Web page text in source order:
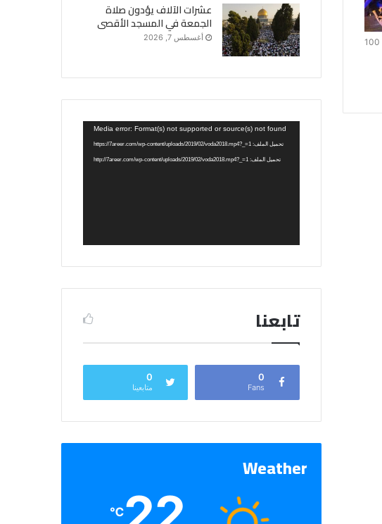
100
عشرات الآلاف يؤدون صلاة
الجمعة في المسجد الأقصى
أغسطس 7, 2026
مشغل
الفيديو
Media error: Format(s) not supported or source(s) not found
تحميل الملف: https://7areer.com/wp-content/uploads/2019/02/voda2018.mp4?_=1
تحميل الملف: http://7areer.com/wp-content/uploads/2019/02/voda2018.mp4?_=1
تابعنا
0
Fans
0
متابعينا
Weather
℃